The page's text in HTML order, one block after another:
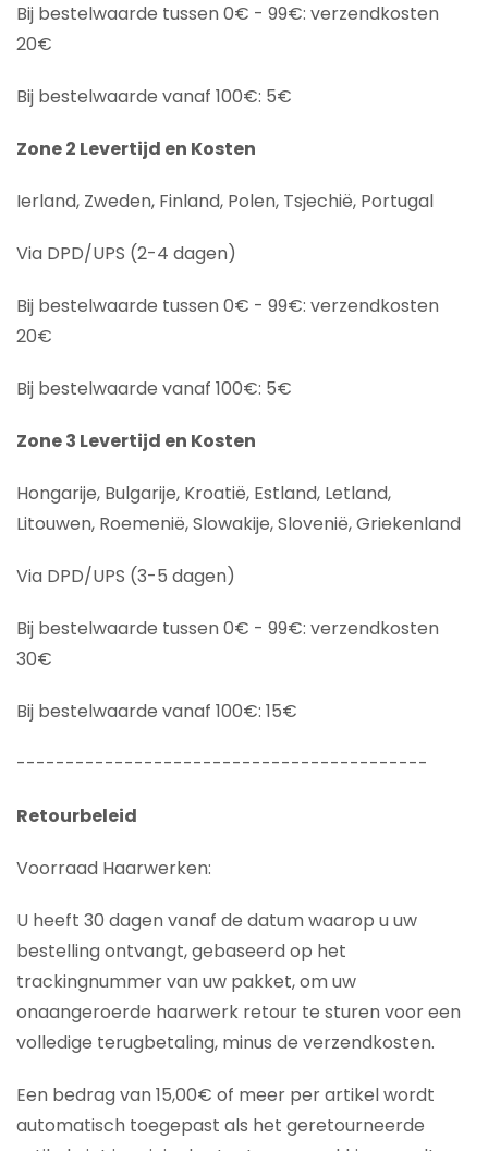
Bij bestelwaarde tussen 0€ - 99€: verzendkosten
20€
Bij bestelwaarde vanaf 100€: 5€
Zone 2 Levertijd en Kosten
Ierland, Zweden, Finland, Polen, Tsjechië, Portugal
Via DPD/UPS (2-4 dagen)
Bij bestelwaarde tussen 0€ - 99€: verzendkosten
20€
Bij bestelwaarde vanaf 100€: 5€
Zone 3 Levertijd en Kosten
Hongarije, Bulgarije, Kroatië, Estland, Letland,
Litouwen, Roemenië, Slowakije, Slovenië, Griekenland
Via DPD/UPS (3-5 dagen)
Bij bestelwaarde tussen 0€ - 99€: verzendkosten
30€
Bij bestelwaarde vanaf 100€: 15€
------------------------------------------
Retourbeleid
Voorraad Haarwerken:
U heeft 30 dagen vanaf de datum waarop u uw
bestelling ontvangt, gebaseerd op het
trackingnummer van uw pakket, om uw
onaangeroerde haarwerk retour te sturen voor een
volledige terugbetaling, minus de verzendkosten.
Een bedrag van 15,00€ of meer per artikel wordt
automatisch toegepast als het geretourneerde